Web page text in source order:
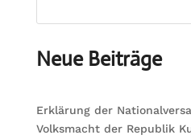
Neue Beiträge
Erklärung der
Volksmacht der Republik